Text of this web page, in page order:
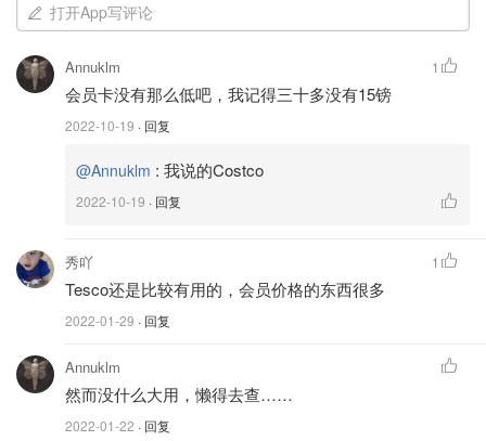
英国超市会员卡办理
1. Waitrose 会员卡
会员卡办理链接
打开App写评论
Annuklm
会员卡没有那么低吧，我记得三十多没有15镑
2022-10-19 · 回复
1
@Annuklm : 我说的Costco
2022-10-19 · 回复
秀吖
Tesco还是比较有用的，会员价格的东西很多
2022-01-29 · 回复
1
Annuklm
然而没什么大用，懒得去查……
2022-01-22 · 回复